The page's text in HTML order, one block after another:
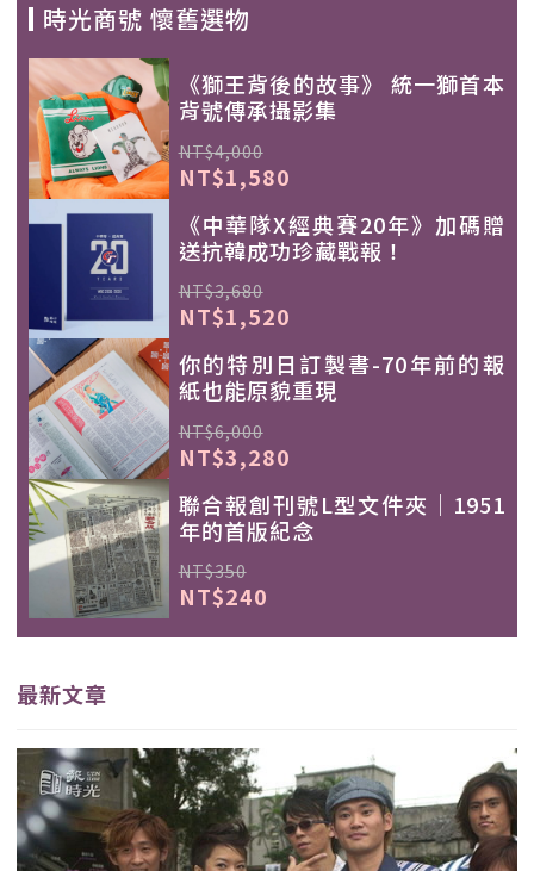
時光商號 懷舊選物
《獅王背後的故事》 統一獅首本
背號傳承攝影集
NT$4,000
NT$1,580
《中華隊X經典賽20年》加碼贈
送抗韓成功珍藏戰報！
NT$3,680
NT$1,520
你的特別日訂製書-70年前的報
紙也能原貌重現
NT$6,000
NT$3,280
聯合報創刊號L型文件夾｜1951
年的首版紀念
NT$350
NT$240
最新文章